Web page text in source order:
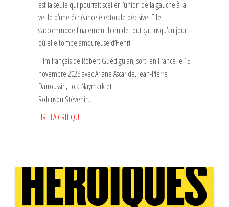
est la seule qui pourrait sceller l’union de la gauche à la
veille d’une échéance électorale décisive. Elle
s’accommode finalement bien de tout ça, jusqu’au jour
où elle tombe amoureuse d’Henri.
Film français de Robert Guédiguian, sorti en France le 15
novembre 2023 avec Ariane Ascaride, Jean-Pierre
Darroussin, Lola Naymark et
Robinson Stévenin.
LIRE LA CRITIQUE